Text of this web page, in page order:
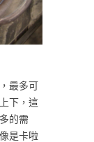
最多可
下，這
的需
是卡啦